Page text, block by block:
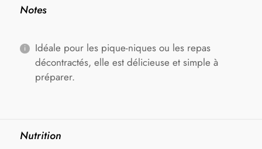
Notes
Idéale pour les pique-niques ou les repas
décontractés, elle est délicieuse et simple à
préparer.
Nutrition